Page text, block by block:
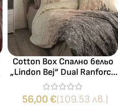
Cotton Box Спално бельо
„Lindon Bej“ Dual Ranforce
– 100% памук – 4 части
– за спалня
56,00 €(109.53 лв.)